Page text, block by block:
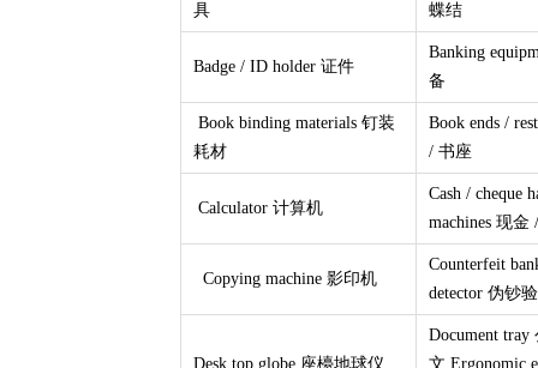
具
蝶结
Badge / ID holder 证件
Banking
备
Book binding materials 钉装
耗材
Book ends /
/ 书座
Calculator 计算机
Cash / cheque
machines 现
Copying machine 影印机
Counterfeit
detector 伪钞
Desk top globe 座檯地球仪
Document tray
文 Ergonomic